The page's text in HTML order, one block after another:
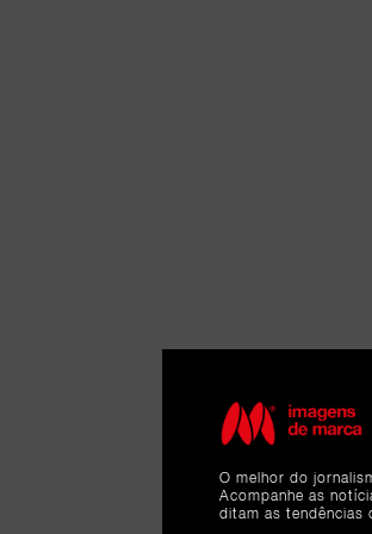
O melhor do
Acompanhe as
ditam as tendências